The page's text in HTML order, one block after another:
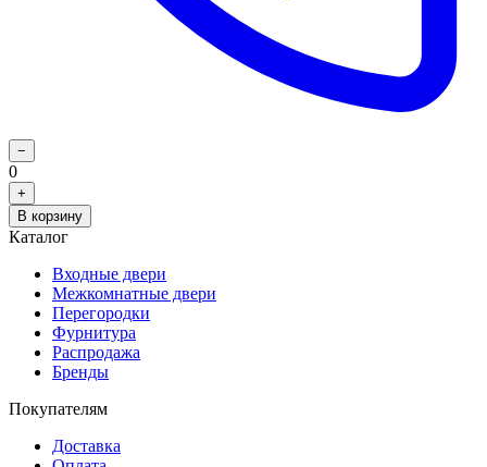
−
0
+
В корзину
Каталог
Входные двери
Межкомнатные двери
Перегородки
Фурнитура
Распродажа
Бренды
Покупателям
Доставка